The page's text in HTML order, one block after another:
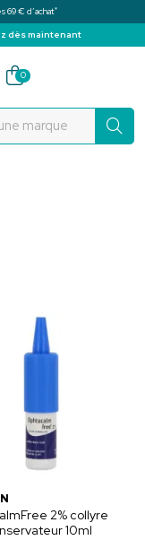
69 € d’achat*
dès maintenant
des Rochettes Votre
0
2% collyre
10ml